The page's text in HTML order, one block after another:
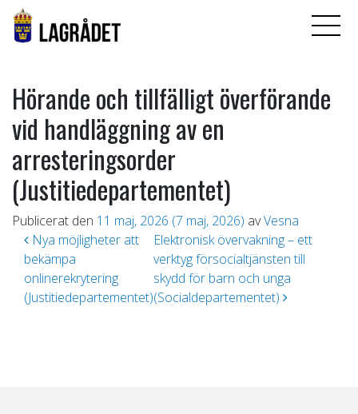
Hörande och tillfälligt överförande
vid handläggning av en
arresteringsorder
(Justitiedepartementet)
Publicerat den 11 maj, 2026 (7 maj, 2026) avVesna
Inläggsnavigering
Nya möjligheter att
bekämpa
onlinerekrytering
(Justitiedepartementet)
Elektronisk övervakning – ett
verktyg försocialtjänsten till
skydd för barn och unga
(Socialdepartementet)